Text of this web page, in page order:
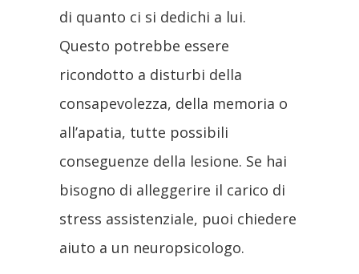
di quanto ci si dedichi a lui.
Questo potrebbe essere
ricondotto a disturbi della
consapevolezza, della memoria o
all’apatia, tutte possibili
conseguenze della lesione. Se hai
bisogno di alleggerire il carico di
stress assistenziale, puoi chiedere
aiuto a un neuropsicologo.